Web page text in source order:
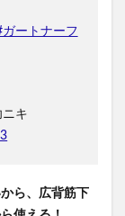
ガートナーフ
キ
ら、広背筋下